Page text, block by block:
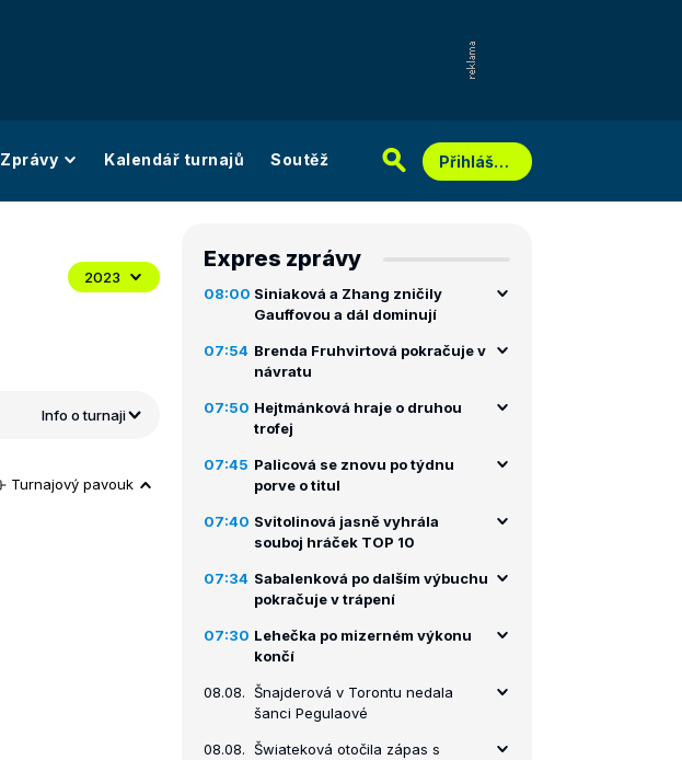
Zprávy Kalendář turnajů Soutěž Přihlášení
2023
Info o turnaji
Turnajový pavouk
Expres zprávy
08:00 Siniaková a Zhang zničily
Gauffovou a dál dominují
07:54 Brenda Fruhvirtová pokračuje v
návratu
07:50 Hejtmánková hraje o druhou
trofej
07:45 Palicová se znovu po týdnu
porve o titul
07:40 Svitolinová jasně vyhrála
souboj hráček TOP 10
07:34 Sabalenková po dalším výbuchu
pokračuje v trápení
07:30 Lehečka po mizerném výkonu
končí
08.08. Šnajderová v Torontu nedala
šanci Pegulaové
08.08. Šwiateková otočila zápas s